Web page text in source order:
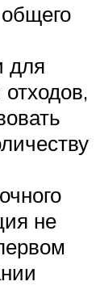
для
не